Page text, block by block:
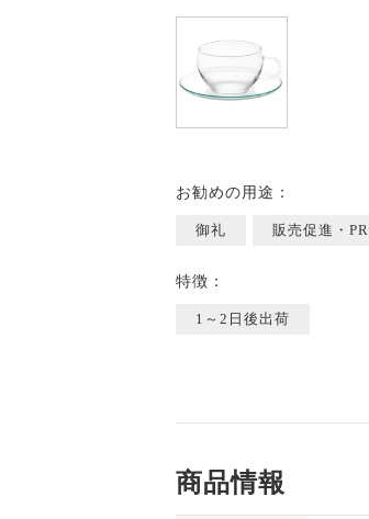
お勧めの用途：
御礼 販売促進・PR
特徴：
1～2日後出荷
商品情報